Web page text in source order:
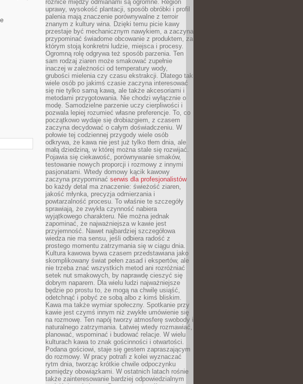
różnice między odmianami są ogromne. Region
uprawy, wysokość plantacji, sposób obróbki i profil
palenia mają znaczenie porównywalne z terroir
znanym z kultury wina. Dzięki temu picie kawy
przestaje być mechanicznym nawykiem, a zaczyna
przypominać świadome obcowanie z produktem, za
którym stoją konkretni ludzie, miejsca i procesy.
Ogromną rolę odgrywa też sposób parzenia. Ten
sam rodzaj ziaren może smakować zupełnie
inaczej w zależności od temperatury wody,
grubości mielenia czy czasu ekstrakcji. Dlatego tak
wiele osób po jakimś czasie zaczyna interesować
się nie tylko samą kawą, ale także akcesoriami i
metodami przygotowania. Nie chodzi wyłącznie o
modę. Samodzielne parzenie uczy cierpliwości i
pozwala lepiej rozumieć własne preferencje. To, co
początkowo wydaje się drobiazgiem, z czasem
zaczyna decydować o całym doświadczeniu. W
połowie tej codziennej przygody wiele osób
odkrywa, że kawa nie jest już tylko tłem dnia, ale
małą dziedziną, w której można stale się rozwijać.
Pojawia się ciekawość, porównywanie smaków,
testowanie nowych proporcji i rozmowy z innymi
pasjonatami. Wtedy domowy kącik kawowy
zaczyna przypominać serwis dla profesjonalistów
bo każdy detal ma znaczenie: świeżość ziaren,
jakość młynka, precyzja odmierzania i
powtarzalność procesu. To właśnie te szczegóły
sprawiają, że zwykła czynność nabiera
wyjątkowego charakteru. Nie można jednak
zapominać, że najważniejsza w kawie jest
przyjemność. Nawet najbardziej szczegółowa
wiedza nie ma sensu, jeśli odbiera radość z
prostego momentu zatrzymania się w ciągu dnia.
Kultura kawowa bywa czasem przedstawiana jako
skomplikowany świat pełen zasad i ekspertów, ale
nie trzeba znać wszystkich metod ani rozróżniać
setek nut smakowych, by naprawdę cieszyć się
dobrym naparem. Dla wielu ludzi najważniejsze
będzie po prostu to, że mogą na chwilę usiąść,
odetchnąć i pobyć ze sobą albo z kimś bliskim.
Kawa ma także wymiar społeczny. Spotkanie przy
kawie jest czymś innym niż zwykłe umówienie się
na rozmowę. Ten napój tworzy atmosferę swobody i
naturalnego zatrzymania. Łatwiej wtedy rozmawiać,
planować, wspominać i budować relacje. W wielu
kulturach kawa to znak gościnności i otwartości.
Podana gościowi, staje się gestem zapraszającym
do rozmowy. W pracy potrafi z kolei wyznaczać
rytm dnia, tworząc krótkie chwile odpoczynku
pomiędzy obowiązkami. W ostatnich latach rośnie
także zainteresowanie bardziej odpowiedzialnym